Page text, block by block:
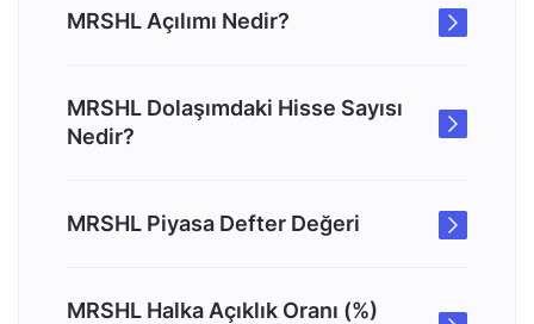
MRSHL Açılımı Nedir?
MRSHL Dolaşımdaki Hisse Sayısı
Nedir?
MRSHL Piyasa Defter Değeri
MRSHL Halka Açıklık Oranı (%)